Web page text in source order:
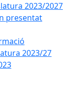
2023/2027
presentat
2023/27